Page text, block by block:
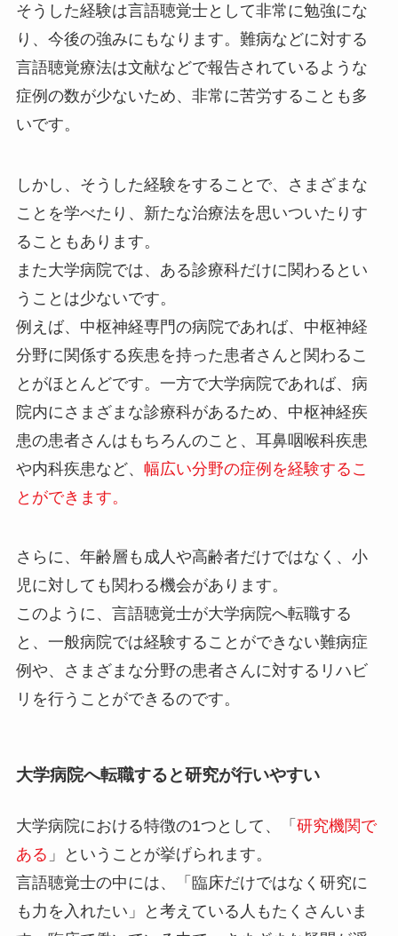
そうした経験は言語聴覚士として非常に勉強にな
り、今後の強みにもなります。難病などに対する
言語聴覚療法は文献などで報告されているような
症例の数が少ないため、非常に苦労することも多
いです。
しかし、そうした経験をすることで、さまざまな
ことを学べたり、新たな治療法を思いついたりす
ることもあります。
また大学病院では、ある診療科だけに関わるとい
うことは少ないです。
例えば、中枢神経専門の病院であれば、中枢神経
分野に関係する疾患を持った患者さんと関わるこ
とがほとんどです。一方で大学病院であれば、病
院内にさまざまな診療科があるため、中枢神経疾
患の患者さんはもちろんのこと、耳鼻咽喉科疾患
や内科疾患など、 幅広い分野の症例を経験するこ
とができます。
さらに、年齢層も成人や高齢者だけではなく、小
児に対しても関わる機会があります。
このように、言語聴覚士が大学病院へ転職する
と、一般病院では経験することができない難病症
例や、さまざまな分野の患者さんに対するリハビ
リを行うことができるのです。
大学病院へ転職すると研究が行いやすい
大学病院における特徴の1つとして、「 研究機関で
ある 」ということが挙げられます。
言語聴覚士の中には、「臨床だけではなく研究に
も力を入れたい」と考えている人もたくさんいま